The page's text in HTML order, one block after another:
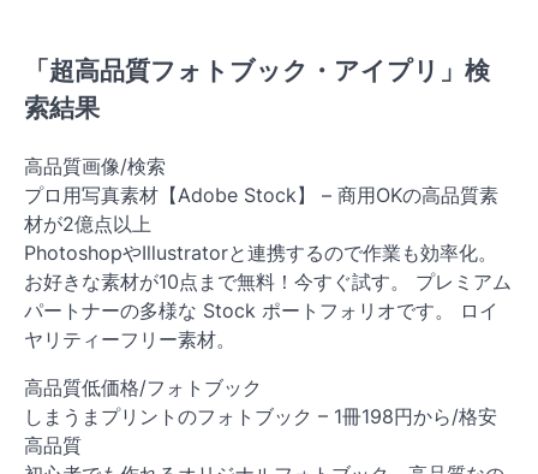
「超高品質フォトブック・アイプリ」検
索結果
高品質画像/検索
プロ用写真素材【Adobe Stock】 – 商用OKの高品質素
材が2億点以上
PhotoshopやIllustratorと連携するので作業も効率化。
お好きな素材が10点まで無料！今すぐ試す。 プレミアム
パートナーの多様な Stock ポートフォリオです。 ロイ
ヤリティーフリー素材。
高品質低価格/フォトブック
しまうまプリントのフォトブック – 1冊198円から/格安
高品質